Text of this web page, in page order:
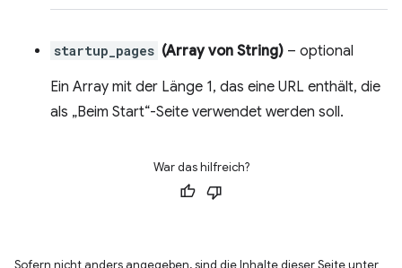
startup_pages (Array von String) – optional
Ein Array mit der Länge 1, das eine URL enthält, die
als „Beim Start“-Seite verwendet werden soll.
War das hilfreich?
Sofern nicht anders angegeben, sind die Inhalte dieser Seite unter